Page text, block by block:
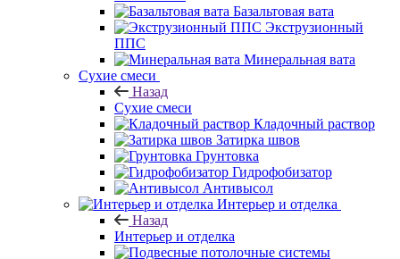
Базальтовая вата
Экструзионный
ППС
Минеральная вата
Сухие смеси
Назад
Сухие смеси
Кладочный раствор
Затирка швов
Грунтовка
Гидрофобизатор
Антивысол
Интерьер и отделка
Назад
Интерьер и отделка